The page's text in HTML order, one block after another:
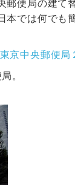
郵便局の建て
本では何でも
。